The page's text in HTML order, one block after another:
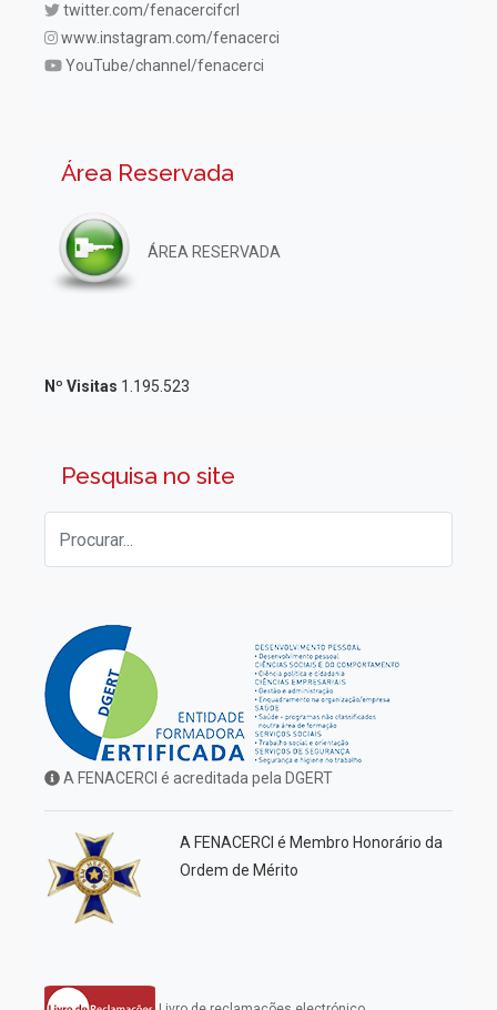
twitter.com/fenacercifcrl
www.instagram.com/fenacerci
YouTube/channel/fenacerci
Área Reservada
ÁREA RESERVADA
Nº Visitas 1.195.523
Pesquisa no site
A FENACERCI é acreditada pela DGERT
A FENACERCI é Membro Honorário da
Ordem de Mérito